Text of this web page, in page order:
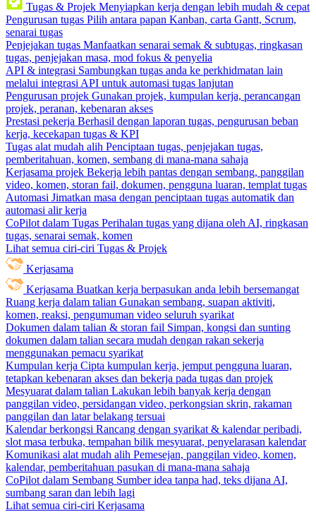
Tugas & Projek Menyiapkan kerja dengan lebih mudah & cepat
Pengurusan tugas Pilih antara papan Kanban, carta Gantt, Scrum,
senarai tugas
Penjejakan tugas Manfaatkan senarai semak & subtugas, ringkasan
tugas, penjejakan masa, mod fokus & penyelia
API & integrasi Sambungkan tugas anda ke perkhidmatan lain
melalui integrasi API untuk automasi tugas lanjutan
Pengurusan projek Gunakan projek, kumpulan kerja, perancangan
projek, peranan, kebenaran akses
Prestasi pekerja Berhasil dengan laporan tugas, pengurusan beban
kerja, kecekapan tugas & KPI
Tugas alat mudah alih Penciptaan tugas, penjejakan tugas,
pemberitahuan, komen, sembang di mana-mana sahaja
Kerjasama projek Bekerja lebih pantas dengan sembang, panggilan
video, komen, storan fail, dokumen, pengguna luaran, templat tugas
Automasi Jimatkan masa dengan penciptaan tugas automatik dan
automasi alir kerja
CoPilot dalam Tugas Perihalan tugas yang dijana oleh AI, ringkasan
tugas, senarai semak, komen
Lihat semua ciri-ciri Tugas & Projek
Kerjasama
Kerjasama Buatkan kerja berpasukan anda lebih bersemangat
Ruang kerja dalam talian Gunakan sembang, suapan aktiviti,
komen, reaksi, pengumuman video seluruh syarikat
Dokumen dalam talian & storan fail Simpan, kongsi dan sunting
dokumen dalam talian secara mudah dengan rakan sekerja
menggunakan pemacu syarikat
Kumpulan kerja Cipta kumpulan kerja, jemput pengguna luaran,
tetapkan kebenaran akses dan bekerja pada tugas dan projek
Mesyuarat dalam talian Lakukan lebih banyak kerja dengan
panggilan video, persidangan video, perkongsian skrin, rakaman
panggilan dan latar belakang tersuai
Kalendar berkongsi Rancang dengan syarikat & kalendar peribadi,
slot masa terbuka, tempahan bilik mesyuarat, penyelarasan kalendar
Komunikasi alat mudah alih Pemesejan, panggilan video, komen,
kalendar, pemberitahuan pasukan di mana-mana sahaja
CoPilot dalam Sembang Sumber idea tanpa had, teks dijana AI,
sumbang saran dan lebih lagi
Lihat semua ciri-ciri Kerjasama